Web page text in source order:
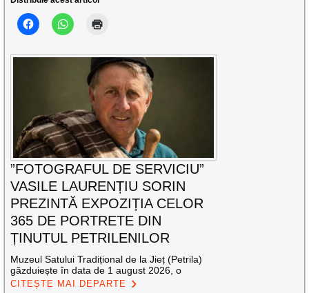
”FOTOGRAFUL DE SERVICIU”
VASILE LAURENȚIU SORIN
PREZINTĂ EXPOZIȚIA CELOR
365 DE PORTRETE DIN
ȚINUTUL PETRILENILOR
Muzeul Satului Tradițional de la Jieț (Petrila)
găzduiește în data de 1 august 2026, o
CITEȘTE MAI DEPARTE